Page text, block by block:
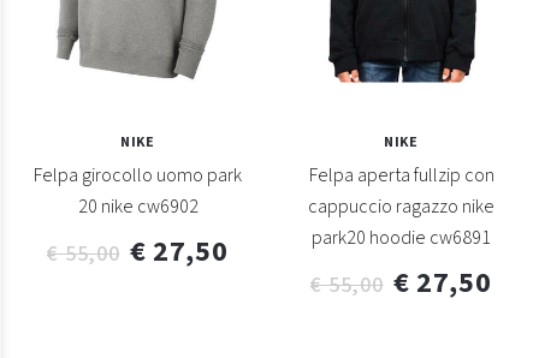
NIKE
Felpa girocollo uomo park
20 nike cw6902
€ 55,00 € 27,50
NIKE
Felpa aperta fullzip con
cappuccio ragazzo nike
park20 hoodie cw6891
€ 55,00 € 27,50